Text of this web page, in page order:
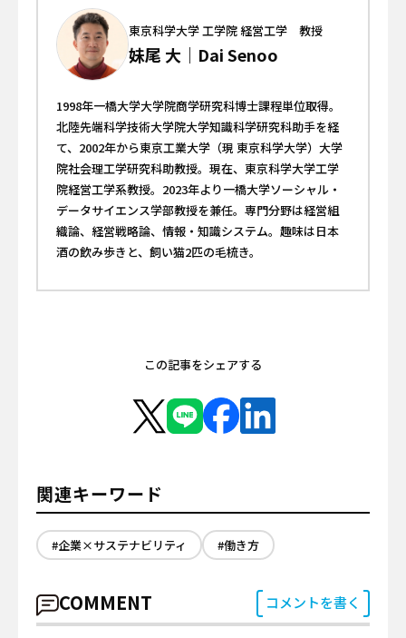
東京科学大学 工学院 経営工学 教授
妹尾 大｜Dai Senoo
1998年一橋大学大学院商学研究科博士課程単位取得。
北陸先端科学技術大学院大学知識科学研究科助手を経
て、2002年から東京工業大学（現 東京科学大学）大学
院社会理工学研究科助教授。現在、東京科学大学工学
院経営工学系教授。2023年より一橋大学ソーシャル・
データサイエンス学部教授を兼任。専門分野は経営組
織論、経営戦略論、情報・知識システム。趣味は日本
酒の飲み歩きと、飼い猫2匹の毛梳き。
この記事をシェアする
関連キーワード
#企業×サステナビリティ #働き方
COMMENT コメントを書く